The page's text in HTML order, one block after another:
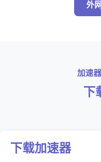
外
加速
下
下载加速器